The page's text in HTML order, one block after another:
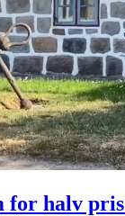
for halv